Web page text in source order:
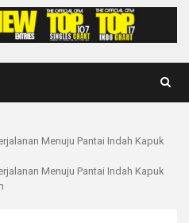
Menuju Pantai Indah Kapuk
Menuju Pantai Indah Kapuk